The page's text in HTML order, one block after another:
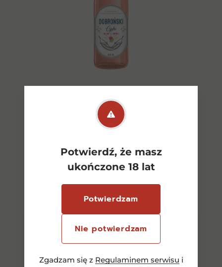
Potwierdź, że masz
ukończone 18 lat
Potwierdzam
Nie potwierdzam
Zgadzam się z Regulaminem serwisu i
Cydr Dobroński Malina-
Limonka 0,75l 4,5%